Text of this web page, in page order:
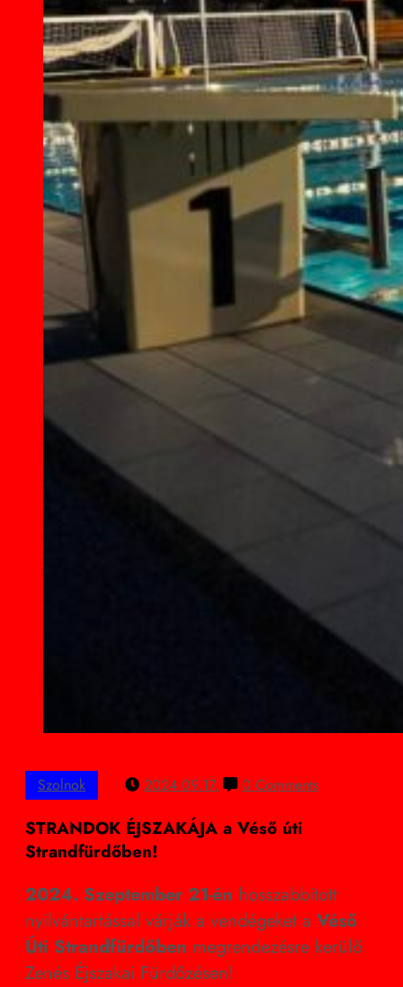
Szolnok 2024.09.17. 0 Comments
STRANDOK ÉJSZAKÁJA a Véső úti
Strandfürdőben!
2024. Szeptember 21-én hosszabbított
nyilvántartással várják a vendégeket a Véső
Úti Strandfürdőben megrendezésre kerülő
Zenés Éjszakai Fürdőzésen!